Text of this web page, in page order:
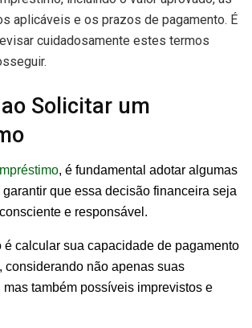
aplicáveis e os prazos de pagamento. É
cuidadosamente estes termos
Solicitar um
, é fundamental adotar algumas
que essa decisão financeira seja
e responsável.
é calcular sua capacidade de pagamento
considerando não apenas suas
também possíveis imprevistos e